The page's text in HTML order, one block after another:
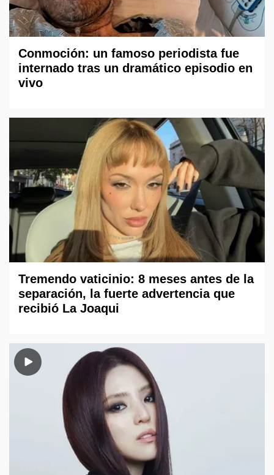
Conmoción: un famoso periodista fue
internado tras un dramático episodio en
vivo
Tremendo vaticinio: 8 meses antes de la
separación, la fuerte advertencia que
recibió La Joaqui